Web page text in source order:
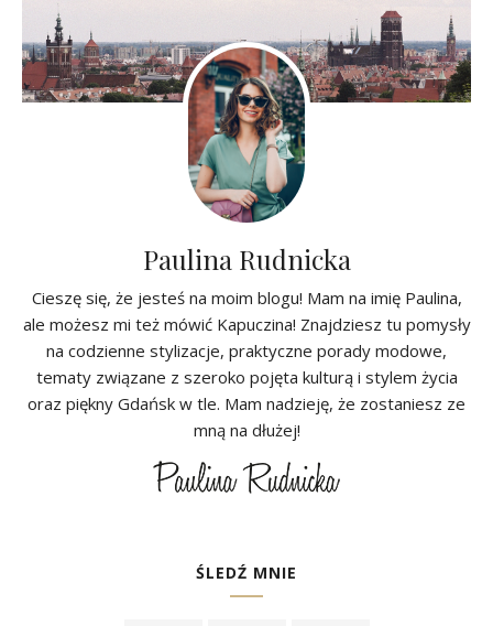
Paulina Rudnicka
Cieszę się, że jesteś na moim blogu! Mam na imię Paulina,
ale możesz mi też mówić Kapuczina! Znajdziesz tu pomysły
na codzienne stylizacje, praktyczne porady modowe,
tematy związane z szeroko pojęta kulturą i stylem życia
oraz piękny Gdańsk w tle. Mam nadzieję, że zostaniesz ze
mną na dłużej!
ŚLEDŹ MNIE